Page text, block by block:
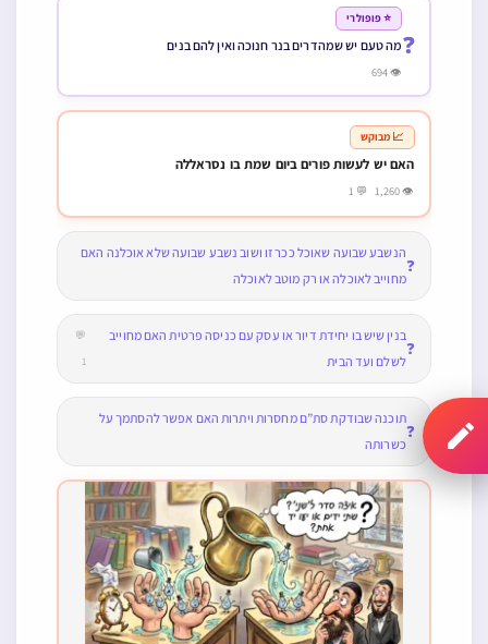
❓
⭐ פופולרי
מה טעם יש שמהדרים בנר חנוכה ואין להם בנים
👁 694
📈 מבוקש
האם יש לעשות פורים ביום שמת בו נסראללה
👁 1,260 💬 1
❓
הנשבע שבועה שאוכל ככר זו ושוב נשבע שבועה שלא אוכלנה האם
מחוייב לאוכלה או רק מוטב לאוכלה
❓
בנין שיש בו יחידת דיור או עסק עם כניסה פרטית האם מחוייב
לשלם ועד הבית
💬
1
❓
תוכנה שבודקת סת”ם מחסרות ויתרות האם אפשר להסתמך על
כשרותה